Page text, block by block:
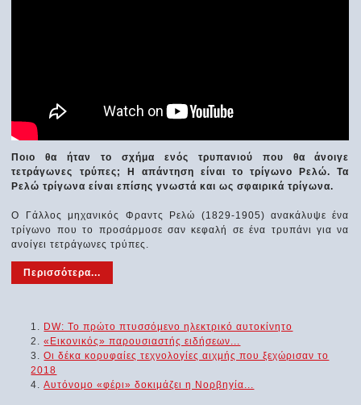
Ποιο θα ήταν το σχήμα ενός τρυπανιού που θα άνοιγε
τετράγωνες τρύπες; Η απάντηση είναι το τρίγωνο Ρελώ. Τα
Ρελώ τρίγωνα είναι επίσης γνωστά και ως σφαιρικά τρίγωνα.
Ο Γάλλος μηχανικός Φραντς Ρελώ (1829-1905) ανακάλυψε ένα
τρίγωνο που το προσάρμοσε σαν κεφαλή σε ένα τρυπάνι για να
ανοίγει τετράγωνες τρύπες.
Περισσότερα...
DW: Το πρώτο πτυσσόμενο ηλεκτρικό αυτοκίνητο
«Εικονικός» παρουσιαστής ειδήσεων...
Οι δέκα κορυφαίες τεχνολογίες αιχμής που ξεχώρισαν το
2018
Αυτόνομο «φέρι» δοκιμάζει η Νορβηγία...